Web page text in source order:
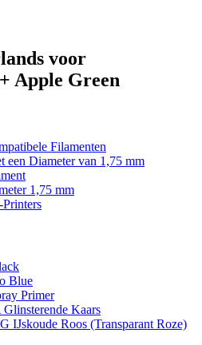
voor
Apple Green
Filamenten
een Diameter van 1,75 mm
1,75 mm
Blue
Primer
Kaars
IJskoude Roos (Transparant Roze)